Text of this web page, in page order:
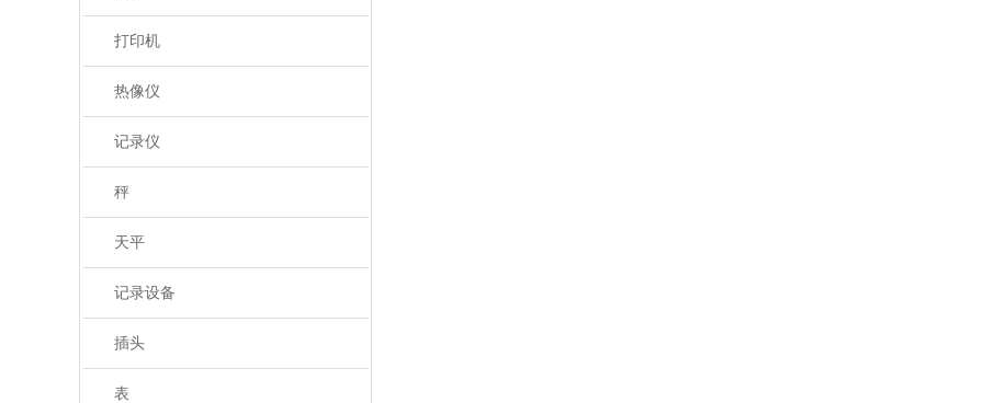
打印机
热像仪
记录仪
秤
天平
记录设备
插头
表